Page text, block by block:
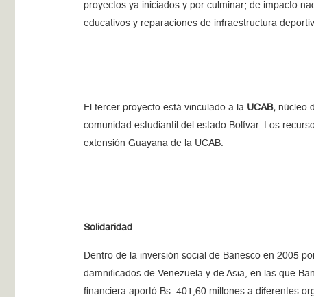
proyectos ya iniciados y por culminar; de impacto
educativos y reparaciones de infraestructura
El tercer proyecto está vinculado a la UCAB, núcleo
comunidad estudiantil del estado Bolívar. Los
extensión Guayana de la UCAB.
Solidaridad
Dentro de la inversión social de Banesco en 2005
damnificados de Venezuela y de Asia, en las que
financiera aportó Bs. 401,60 millones a diferentes